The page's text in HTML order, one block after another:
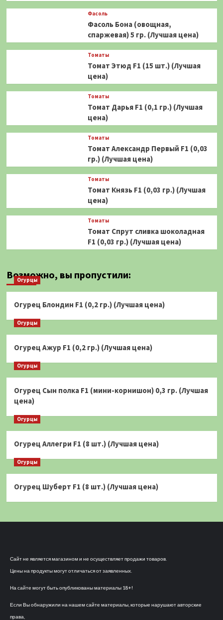
Фасоль
Фасоль Бона (овощная,
спаржевая) 5 гр. (Лучшая цена)
Томаты
Томат Этюд F1 (15 шт.) (Лучшая
цена)
Томаты
Томат Дарья F1 (0,1 гр.) (Лучшая
цена)
Томаты
Томат Александр Первый F1 (0,03
гр.) (Лучшая цена)
Томаты
Томат Князь F1 (0,03 гр.) (Лучшая
цена)
Томаты
Томат Спрут сливка шоколадная
F1 (0,03 гр.) (Лучшая цена)
Возможно, вы пропустили:
Огурцы
Огурец Блондин F1 (0,2 гр.) (Лучшая цена)
Огурцы
Огурец Ажур F1 (0,2 гр.) (Лучшая цена)
Огурцы
Огурец Сын полка F1 (мини-корнишон) 0,3 гр. (Лучшая
цена)
Огурцы
Огурец Аллегри F1 (8 шт.) (Лучшая цена)
Огурцы
Огурец Шуберт F1 (8 шт.) (Лучшая цена)
Сайт не является магазином и не осуществляет продажи товаров.
Цены на продукты могут отличаться от заявленных.
На сайте могут быть опубликованы материалы 18+!
Если Вы обнаружили на нашем сайте материалы, которые нарушают авторские
права,